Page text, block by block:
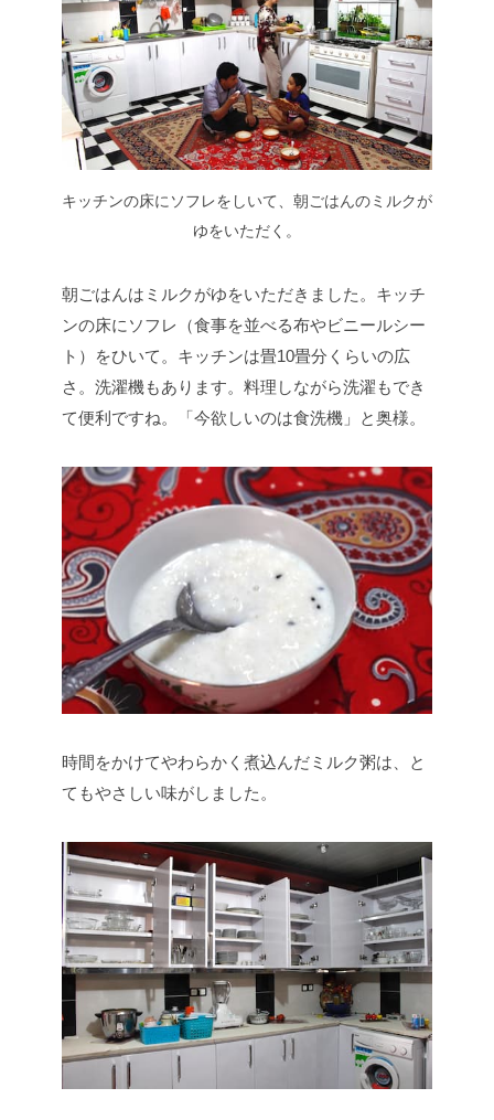
キッチンの床にソフレをしいて、朝ごはんのミルクが
ゆをいただく。
朝ごはんはミルクがゆをいただきました。キッチ
ンの床にソフレ（食事を並べる布やビニールシー
ト）をひいて。キッチンは畳10畳分くらいの広
さ。洗濯機もあります。料理しながら洗濯もでき
て便利ですね。「今欲しいのは食洗機」と奥様。
時間をかけてやわらかく煮込んだミルク粥は、と
てもやさしい味がしました。